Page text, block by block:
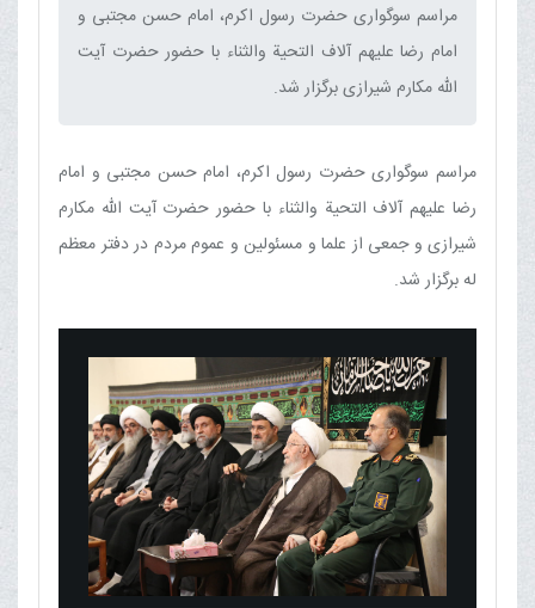
مراسم سوگواری حضرت رسول اکرم، امام حسن مجتبی و
امام رضا علیهم آلاف التحیة والثناء با حضور حضرت آیت
الله مکارم شیرازی برگزار شد.‌
مراسم سوگواری حضرت رسول اکرم، امام حسن مجتبی و امام
رضا علیهم آلاف التحیة والثناء با حضور حضرت آیت الله مکارم
شیرازی و جمعی از علما و مسئولین و عموم مردم در دفتر معظم
له برگزار شد.